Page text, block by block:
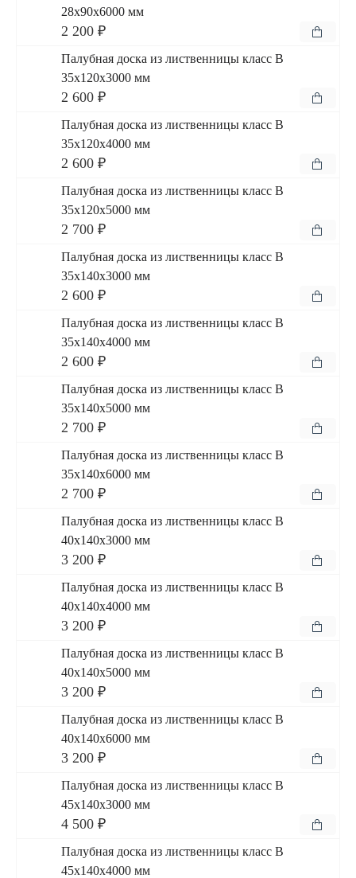
28x90x6000 мм
2 200 ₽
Палубная доска из лиственницы класс В
35x120x3000 мм
2 600 ₽
Палубная доска из лиственницы класс В
35x120x4000 мм
2 600 ₽
Палубная доска из лиственницы класс В
35x120x5000 мм
2 700 ₽
Палубная доска из лиственницы класс В
35x140x3000 мм
2 600 ₽
Палубная доска из лиственницы класс В
35x140x4000 мм
2 600 ₽
Палубная доска из лиственницы класс В
35x140x5000 мм
2 700 ₽
Палубная доска из лиственницы класс В
35x140x6000 мм
2 700 ₽
Палубная доска из лиственницы класс В
40x140x3000 мм
3 200 ₽
Палубная доска из лиственницы класс В
40x140x4000 мм
3 200 ₽
Палубная доска из лиственницы класс В
40x140x5000 мм
3 200 ₽
Палубная доска из лиственницы класс В
40x140x6000 мм
3 200 ₽
Палубная доска из лиственницы класс В
45x140x3000 мм
4 500 ₽
Палубная доска из лиственницы класс В
45x140x4000 мм